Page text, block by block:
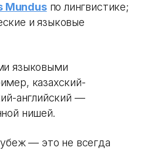
Mundusпо лингвистике;
и языковые
языковыми
казахский-
английский —
нишей.
— это не всегда